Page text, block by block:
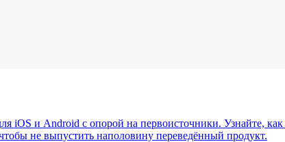
iOS и Android с опорой на первоисточники. Узнайте,
не выпустить наполовину переведённый продукт.